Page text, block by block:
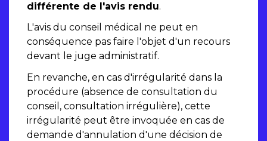
différente de l'avis rendu.
L'avis du conseil médical ne peut en
conséquence pas faire l'objet d'un recours
devant le juge administratif.
En revanche, en cas d'irrégularité dans la
procédure (absence de consultation du
conseil, consultation irrégulière), cette
irrégularité peut être invoquée en cas de
demande d'annulation d'une décision de